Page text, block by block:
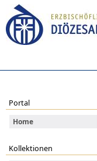
Portal
Home
Kollektionen